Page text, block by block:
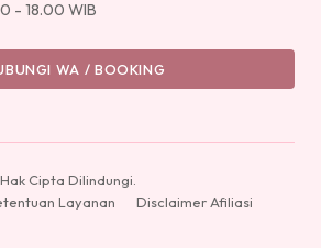
- 18.00 WIB
WA / BOOKING
. Hak Cipta Dilindungi.
Layanan Disclaimer Afiliasi